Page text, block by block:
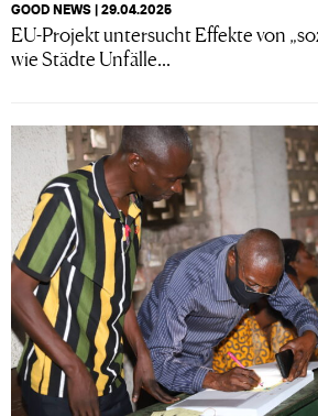
GOOD NEWS | 29.04.2025
EU-Projekt untersucht Effekte von
wie Städte Unfälle...